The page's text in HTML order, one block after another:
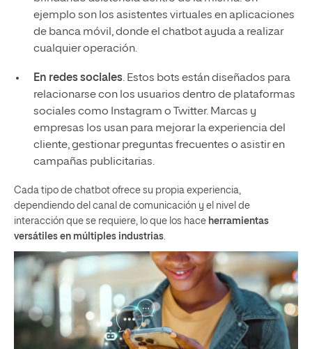
ejemplo son los asistentes virtuales en aplicaciones
de banca móvil, donde el chatbot ayuda a realizar
cualquier operación.
En redes sociales. Estos bots están diseñados para
relacionarse con los usuarios dentro de plataformas
sociales como Instagram o Twitter. Marcas y
empresas los usan para mejorar la experiencia del
cliente, gestionar preguntas frecuentes o asistir en
campañas publicitarias.
Cada tipo de chatbot ofrece su propia experiencia,
dependiendo del canal de comunicación y el nivel de
interacción que se requiere, lo que los hace herramientas
versátiles en múltiples industrias.